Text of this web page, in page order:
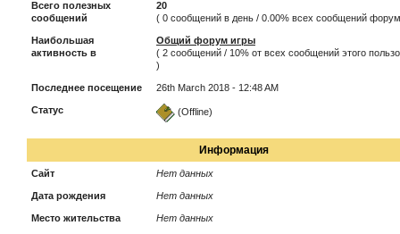
Всего полезных
сообщений
20
( 0 сообщений в день / 0.00% всех сообщений
Наибольшая
активность в
Общий форум игры
( 2 сообщений / 10% от всех сообщений этого
)
Последнее посещение 26th March 2018 - 12:48 AM
Статус (Offline)
Информация
Сайт Нет данных
Дата рождения Нет данных
Место жительства Нет данных